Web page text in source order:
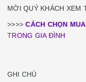
MỜI QUÝ KHÁCH XEM
>>>>CÁCH CHỌN
TRONG GIA ĐÌNH
GHI CHÚ